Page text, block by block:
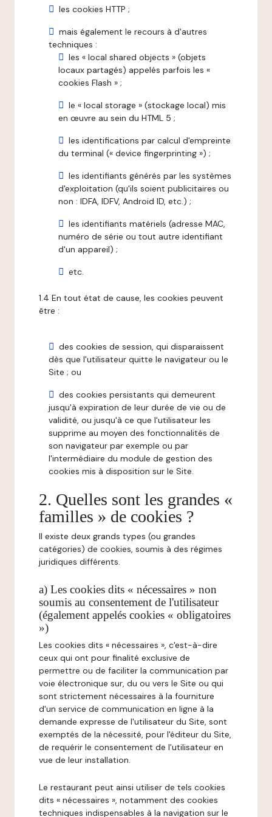
les cookies HTTP ;
mais également le recours à d'autres
techniques :
les « local shared objects » (objets
locaux partagés) appelés parfois les «
cookies Flash » ;
le « local storage » (stockage local) mis
en œuvre au sein du HTML 5 ;
les identifications par calcul d'empreinte
du terminal (« device fingerprinting ») ;
les identifiants générés par les systèmes
d'exploitation (qu'ils soient publicitaires ou
non : IDFA, IDFV, Android ID, etc.) ;
les identifiants matériels (adresse MAC,
numéro de série ou tout autre identifiant
d'un appareil) ;
etc.
1.4 En tout état de cause, les cookies peuvent
être :
des cookies de session, qui disparaissent
dès que l'utilisateur quitte le navigateur ou le
Site ; ou
des cookies persistants qui demeurent
jusqu'à expiration de leur durée de vie ou de
validité, ou jusqu'à ce que l'utilisateur les
supprime au moyen des fonctionnalités de
son navigateur par exemple ou par
l'intermédiaire du module de gestion des
cookies mis à disposition sur le Site.
2. Quelles sont les grandes «
familles » de cookies ?
Il existe deux grands types (ou grandes
catégories) de cookies, soumis à des régimes
juridiques différents.
a) Les cookies dits « nécessaires » non
soumis au consentement de l'utilisateur
(également appelés cookies « obligatoires
»)
Les cookies dits « nécessaires », c'est-à-dire
ceux qui ont pour finalité exclusive de
permettre ou de faciliter la communication par
voie électronique sur, du ou vers le Site ou qui
sont strictement nécessaires à la fourniture
d'un service de communication en ligne à la
demande expresse de l'utilisateur du Site, sont
exemptés de la nécessité, pour l'éditeur du Site,
de requérir le consentement de l'utilisateur en
vue de leur installation.
Le restaurant peut ainsi utiliser de tels cookies
dits « nécessaires », notamment des cookies
techniques indispensables à la navigation sur le